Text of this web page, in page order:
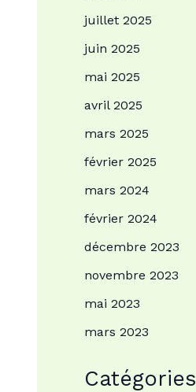
juillet 2025
juin 2025
mai 2025
avril 2025
mars 2025
février 2025
mars 2024
février 2024
décembre 2023
novembre 2023
mai 2023
mars 2023
Catégories